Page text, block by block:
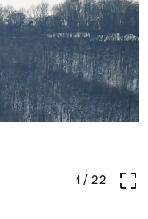
crop_free
1/ 22